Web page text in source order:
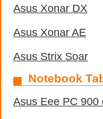
Asus Xonar DX
Asus Xonar AE
Asus Strix Soar
Notebook
Asus Eee PC 900